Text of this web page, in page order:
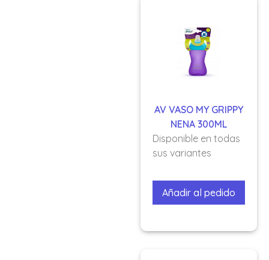
AV VASO MY GRIPPY
NENA 300ML
Disponible en todas
sus variantes
Añadir al pedido